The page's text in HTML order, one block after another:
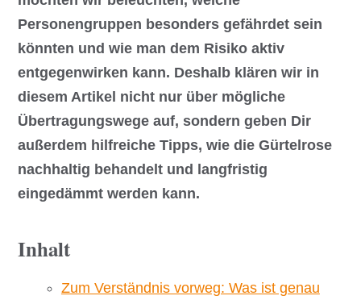
Personengruppen besonders gefährdet sein
könnten und wie man dem Risiko aktiv
entgegenwirken kann. Deshalb klären wir in
diesem Artikel nicht nur über mögliche
Übertragungswege auf, sondern geben Dir
außerdem hilfreiche Tipps, wie die Gürtelrose
nachhaltig behandelt und langfristig
eingedämmt werden kann.
Inhalt
Zum Verständnis vorweg: Was ist genau